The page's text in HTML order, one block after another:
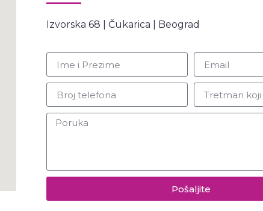
Izvorska 68 | Čukarica | Beograd
Pošaljite